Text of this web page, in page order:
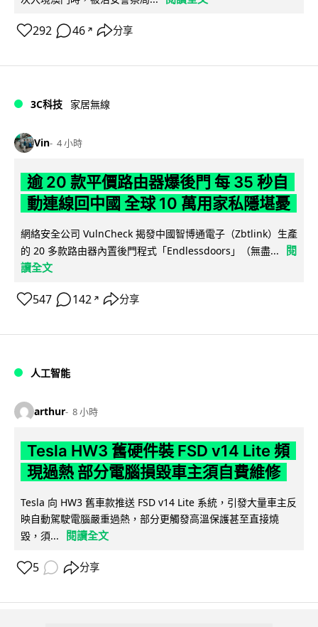
292 46 ↗ 分享
3C科技 家居無線
Vin 4 小時
逾 20 款平價路由器爆後門 每 35 秒自
動連線回中國 全球 10 萬用家私隱堪憂
網絡安全公司 VulnCheck 揭發中國智博通電子（Zbtlink）生產
的 20 多款路由器內置後門程式「Endlessdoors」（無盡...
閱
讀全文
547 142 ↗ 分享
人工智能
arthur 8 小時
Tesla HW3 舊硬件裝 FSD v14 Lite 頻
現過熱 部分電腦損毀車主須自費維修
Tesla 向 HW3 舊車款推送 FSD v14 Lite 系統，引發大量車主反
映自動駕駛電腦嚴重過熱，部分更觸發高溫保護甚至直接燒
毀，須...
閱讀全文
5 分享